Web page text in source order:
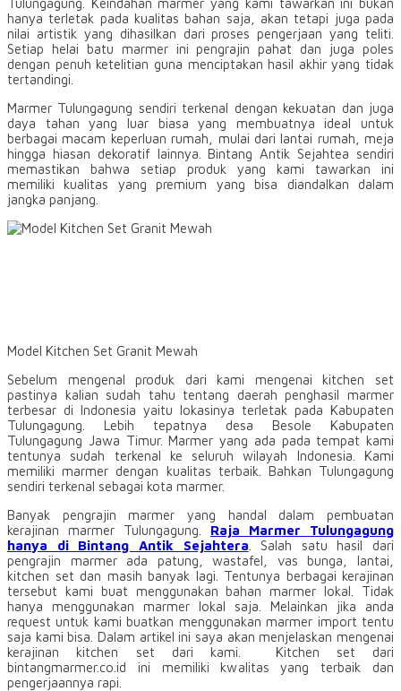
Tulungagung. Keindahan marmer yang kami tawarkan ini bukan
hanya terletak pada kualitas bahan saja, akan tetapi juga pada
nilai artistik yang dihasilkan dari proses pengerjaan yang teliti.
Setiap helai batu marmer ini pengrajin pahat dan juga poles
dengan penuh ketelitian guna menciptakan hasil akhir yang tidak
tertandingi.
Marmer Tulungagung sendiri terkenal dengan kekuatan dan juga
daya tahan yang luar biasa yang membuatnya ideal untuk
berbagai macam keperluan rumah, mulai dari lantai rumah, meja
hingga hiasan dekoratif lainnya. Bintang Antik Sejahtea sendiri
memastikan bahwa setiap produk yang kami tawarkan ini
memiliki kualitas yang premium yang bisa diandalkan dalam
jangka panjang.
Model Kitchen Set Granit Mewah
Sebelum mengenal produk dari kami mengenai kitchen set
pastinya kalian sudah tahu tentang daerah penghasil marmer
terbesar di Indonesia yaitu lokasinya terletak pada Kabupaten
Tulungagung. Lebih tepatnya desa Besole Kabupaten
Tulungagung Jawa Timur. Marmer yang ada pada tempat kami
tentunya sudah terkenal ke seluruh wilayah Indonesia. Kami
memiliki marmer dengan kualitas terbaik. Bahkan Tulungagung
sendiri terkenal sebagai kota marmer.
Banyak pengrajin marmer yang handal dalam pembuatan
kerajinan marmer Tulungagung. Raja Marmer Tulungagung
hanya di Bintang Antik Sejahtera . Salah satu hasil dari
pengrajin marmer ada patung, wastafel, vas bunga, lantai,
kitchen set dan masih banyak lagi. Tentunya berbagai kerajinan
tersebut kami buat menggunakan bahan marmer lokal. Tidak
hanya menggunakan marmer lokal saja. Melainkan jika anda
request untuk kami buatkan menggunakan marmer import tentu
saja kami bisa. Dalam artikel ini saya akan menjelaskan mengenai
kerajinan kitchen set dari kami. Kitchen set dari
bintangmarmer.co.id ini memiliki kwalitas yang terbaik dan
pengerjaannya rapi.